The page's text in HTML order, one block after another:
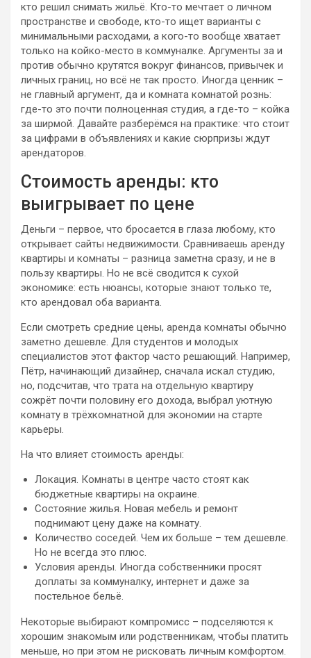
кто решил снимать жильё. Кто-то мечтает о личном
пространстве и свободе, кто-то ищет варианты с
минимальными расходами, а кого-то вообще хватает
только на койко-место в коммуналке. Аргументы за и
против обычно крутятся вокруг финансов, привычек и
личных границ, но всё не так просто. Иногда ценник –
не главный аргумент, да и комната комнатой рознь:
где-то это почти полноценная студия, а где-то – койка
за ширмой. Давайте разберёмся на практике: что стоит
за цифрами в объявлениях и какие сюрпризы ждут
арендаторов.
Стоимость аренды: кто
выигрывает по цене
Деньги – первое, что бросается в глаза любому, кто
открывает сайты недвижимости. Сравниваешь аренду
квартиры и комнаты – разница заметна сразу, и не в
пользу квартиры. Но не всё сводится к сухой
экономике: есть нюансы, которые знают только те,
кто арендовал оба варианта.
Если смотреть средние цены, аренда комнаты обычно
заметно дешевле. Для студентов и молодых
специалистов этот фактор часто решающий. Например,
Пётр, начинающий дизайнер, сначала искал студию,
но, подсчитав, что трата на отдельную квартиру
сожрёт почти половину его дохода, выбрал уютную
комнату в трёхкомнатной для экономии на старте
карьеры.
На что влияет стоимость аренды:
Локация. Комнаты в центре часто стоят как
бюджетные квартиры на окраине.
Состояние жилья. Новая мебель и ремонт
поднимают цену даже на комнату.
Количество соседей. Чем их больше – тем дешевле.
Но не всегда это плюс.
Условия аренды. Иногда собственники просят
доплаты за коммуналку, интернет и даже за
постельное бельё.
Некоторые выбирают компромисс – подселяются к
хорошим знакомым или родственникам, чтобы платить
меньше, но при этом не рисковать личным комфортом.